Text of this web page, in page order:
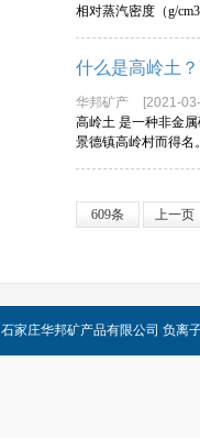
相对蒸汽密度（g/
什么是高岭土
华邦矿产
[2021-
高岭土 是一种非金
景德镇高岭村而得名
609条 上一页
石家庄华邦矿产品有限公司 负离